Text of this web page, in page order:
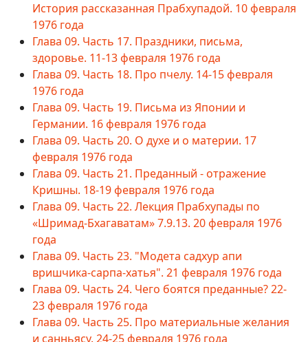
История рассказанная Прабхупадой. 10 февраля
1976 года
Глава 09. Часть 17. Праздники, письма,
здоровье. 11-13 февраля 1976 года
Глава 09. Часть 18. Про пчелу. 14-15 февраля
1976 года
Глава 09. Часть 19. Письма из Японии и
Германии. 16 февраля 1976 года
Глава 09. Часть 20. О духе и о материи. 17
февраля 1976 года
Глава 09. Часть 21. Преданный - отражение
Кришны. 18-19 февраля 1976 года
Глава 09. Часть 22. Лекция Прабхупады по
«Шримад-Бхагаватам» 7.9.13. 20 февраля 1976
года
Глава 09. Часть 23. "Модета садхур апи
вришчика-сарпа-хатья". 21 февраля 1976 года
Глава 09. Часть 24. Чего боятся преданные? 22-
23 февраля 1976 года
Глава 09. Часть 25. Про материальные желания
и санньясу. 24-25 февраля 1976 года